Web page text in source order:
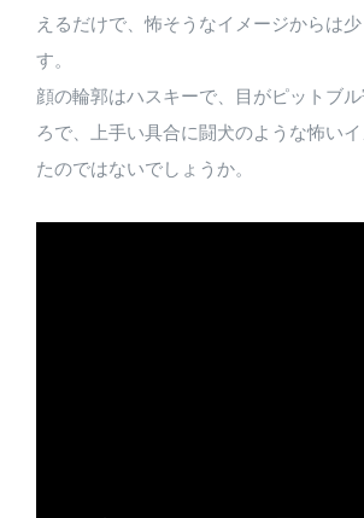
えるだけで、怖そうなイメージからは
す。
顔の輪郭はハスキーで、目がピットブ
ろで、上手い具合に闘犬のような怖い
たのではないでしょうか。